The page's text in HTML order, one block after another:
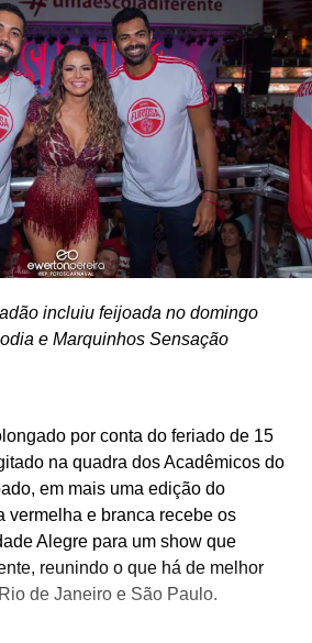
incluiu feijoada no domingo
e Marquinhos Sensação
por conta do feriado de 15
na quadra dos Acadêmicos do
em mais uma edição do
vermelha e branca recebe os
Alegre para um show que
reunindo o que há de melhor
de Janeiro e São Paulo.